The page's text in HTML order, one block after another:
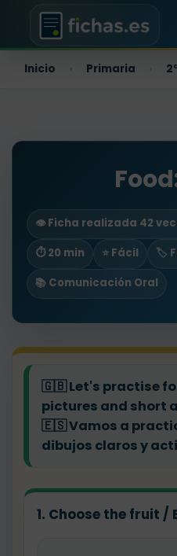
Inicio Primaria
👁️ Ficha realizada 42
⏱ 20 min
⭐ Fácil
🏷️
📚 Comunicación Oral
🇬🇧Let's practise
pictures and short
🇪🇸Vamos a
dibujos claros y
1. Choose the fruit /